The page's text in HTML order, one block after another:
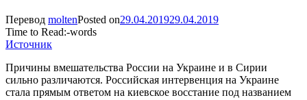
Перевод moltenPosted on29.04.201929.04.2019
Time to Read:-words
Источник
Причины вмешательства России на Украине и в Сирии
сильно различаются. Российская интервенция на Украине
стала прямым ответом на киевское восстание под названием